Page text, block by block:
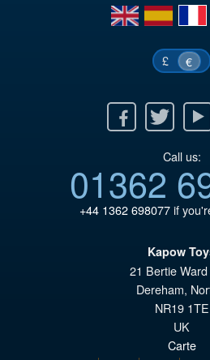
en
es fr
£ €
Twitter Youtube Ebay
Call us:
01362
+44 1362 698077if
Kapow
21 Bertie
Dereham,
NR19 1TE
UK
Carte